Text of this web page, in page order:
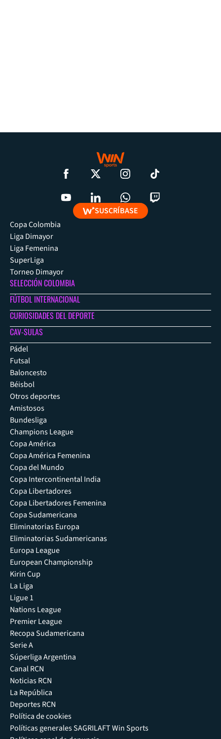
SUSCRÍBASE
Copa Colombia
Liga Dimayor
Liga Femenina
SuperLiga
Torneo Dimayor
SELECCIÓN COLOMBIA
FÚTBOL INTERNACIONAL
CURIOSIDADES DEL DEPORTE
CAV-SULAS
Pádel
Futsal
Baloncesto
Béisbol
Otros deportes
Amistosos
Bundesliga
Champions League
Copa América
Copa América Femenina
Copa del Mundo
Copa Intercontinental India
Copa Libertadores
Copa Libertadores Femenina
Copa Sudamericana
Eliminatorias Europa
Eliminatorias Sudamericanas
Europa League
European Championship
Kirin Cup
La Liga
Ligue 1
Nations League
Premier League
Recopa Sudamericana
Serie A
Súperliga Argentina
Canal RCN
Noticias RCN
La República
Deportes RCN
Política de cookies
Políticas generales SAGRILAFT Win Sports